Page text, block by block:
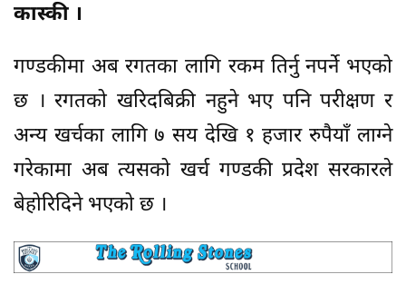
कास्की ।
गण्डकीमा अब रगतका लागि रकम तिर्नु नपर्ने भएको
छ । रगतको खरिदबिक्री नहुने भए पनि परीक्षण र
अन्य खर्चका लागि ७ सय देखि १ हजार रुपैयाँ लाग्ने
गरेकामा अब त्यसको खर्च गण्डकी प्रदेश सरकारले
बेहोरिदिने भएको छ ।